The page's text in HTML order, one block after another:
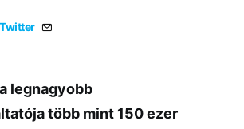
Twitter
legnagyobb
több mint 150 ezer